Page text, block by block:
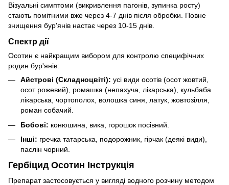
Візуальні симптоми (викривлення пагонів, зупинка росту)
стають помітними вже через 4-7 днів після обробки. Повне
знищення бур'янів настає через 10-15 днів.
Спектр дії
Осотин є найкращим вибором для контролю специфічних
родин бур'янів:
Айстрові (Складноцвіті): усі види осотів (осот жовтий,
осот рожевий), ромашка (непахуча, лікарська), кульбаба
лікарська, чортополох, волошка синя, латук, жовтозілля,
роман собачий.
Бобові: конюшина, вика, горошок посівний.
Інші: гречка татарська, подорожник, гірчак (деякі види),
паслін чорний.
Гербіцид Осотин Інструкція
Препарат застосовується у вигляді водного розчину методом